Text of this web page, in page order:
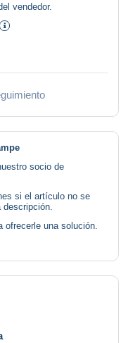
vendedor.
socio de
si el artículo no se
ofrecerle una solución.